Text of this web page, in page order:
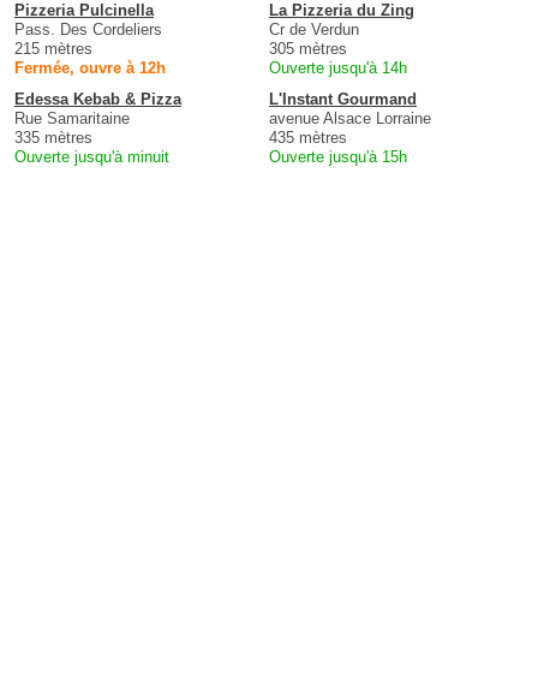
Pizzeria Pulcinella
Pass. Des Cordeliers
215 mètres
Fermée, ouvre à 12h
La Pizzeria du Zing
Cr de Verdun
305 mètres
Ouverte jusqu'à 14h
Edessa Kebab & Pizza
Rue Samaritaine
335 mètres
Ouverte jusqu'à minuit
L'Instant Gourmand
avenue Alsace Lorraine
435 mètres
Ouverte jusqu'à 15h